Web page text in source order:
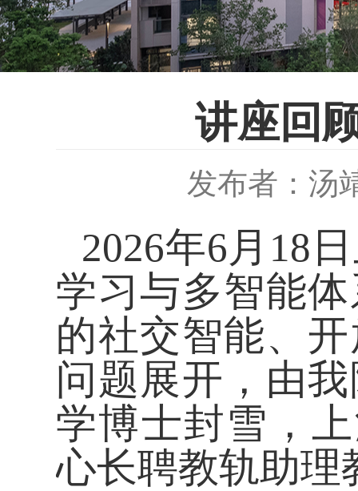
讲座回
发布者：汤
2026年6月18
学习与多智能
的社交智能、
问题展开，由
学博士封雪，
心长聘教轨助理